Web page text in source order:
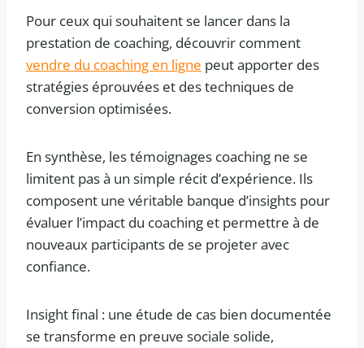
Pour ceux qui souhaitent se lancer dans la
prestation de coaching, découvrir comment
vendre du coaching en ligne peut apporter des
stratégies éprouvées et des techniques de
conversion optimisées.
En synthèse, les témoignages coaching ne se
limitent pas à un simple récit d’expérience. Ils
composent une véritable banque d’insights pour
évaluer l’impact du coaching et permettre à de
nouveaux participants de se projeter avec
confiance.
Insight final : une étude de cas bien documentée
se transforme en preuve sociale solide,